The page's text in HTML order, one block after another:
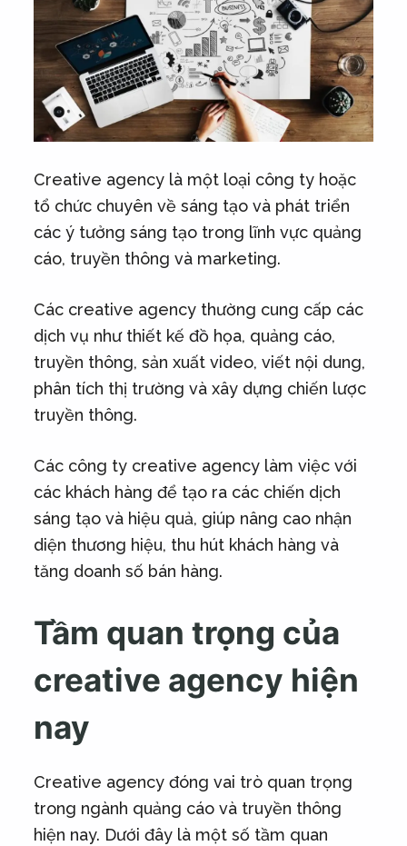
Creative agency là một loại công ty hoặc
tổ chức chuyên về sáng tạo và phát triển
các ý tưởng sáng tạo trong lĩnh vực quảng
cáo, truyền thông và marketing.
Các creative agency thường cung cấp các
dịch vụ như thiết kế đồ họa, quảng cáo,
truyền thông, sản xuất video, viết nội dung,
phân tích thị trường và xây dựng chiến lược
truyền thông.
Các công ty creative agency làm việc với
các khách hàng để tạo ra các chiến dịch
sáng tạo và hiệu quả, giúp nâng cao nhận
diện thương hiệu, thu hút khách hàng và
tăng doanh số bán hàng.
Tầm quan trọng của
creative agency hiện
nay
Creative agency đóng vai trò quan trọng
trong ngành quảng cáo và truyền thông
hiện nay. Dưới đây là một số tầm quan